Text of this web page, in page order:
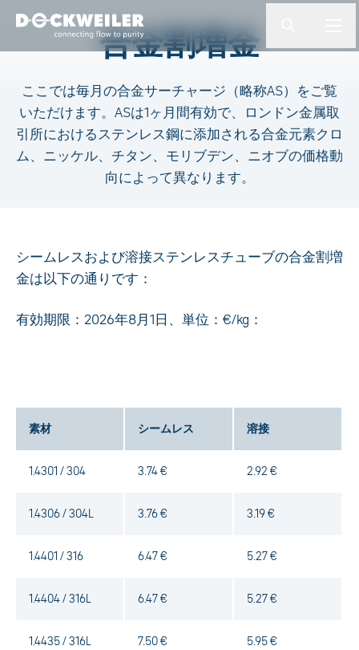
Landing page 合金割増金
ここでは毎月の合金サーチャージ（略称AS）をご覧
いただけます。ASは1ヶ月間有効で、ロンドン金属取
引所におけるステンレス鋼に添加される合金元素クロ
ム、ニッケル、チタン、モリブデン、ニオブの価格動
向によって異なります。
シームレスおよび溶接ステンレスチューブの合金割増
金は以下の通りです：
有効期限：2026年8月1日、単位：€/kg：
素材 シームレス 溶接
1.4301 / 304 3.74 € 2.92 €
1.4306 / 304L 3.76 € 3.19 €
1.4401 / 316 6.47 € 5.27 €
1.4404 / 316L 6.47 € 5.27 €
1.4435 / 316L 7.50 € 5.95 €